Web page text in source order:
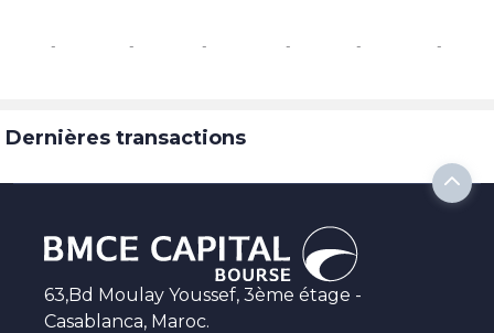
- - - - - -
Dernières transactions
63,Bd Moulay Youssef, 3ème étage -
Casablanca, Maroc.